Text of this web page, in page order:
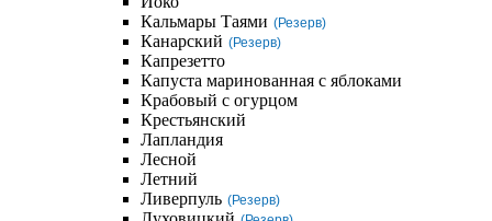
Кальмары Таями (Резерв)
Канарский (Резерв)
Капрезетто
Капуста маринованная с яблоками
Крабовый с огурцом
Крестьянский
Лапландия
Лесной
Летний
Ливерпуль (Резерв)